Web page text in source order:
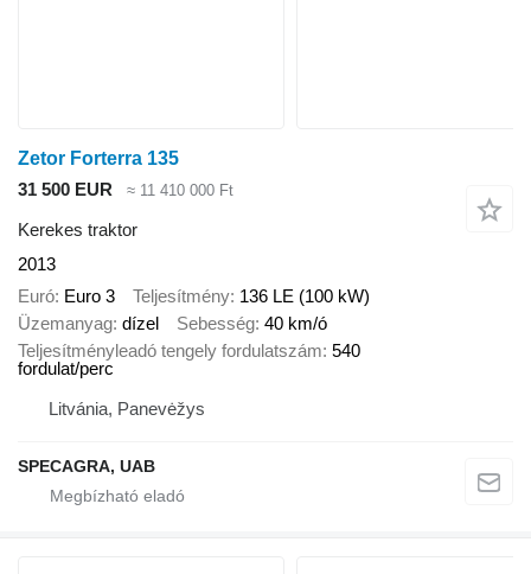
Zetor Forterra 135
31 500 EUR
≈ 11 410 000 Ft
Kerekes traktor
2013
Euró Euro 3 Teljesítmény 136 LE (100 kW)
Üzemanyag dízel Sebesség 40 km/ó
Teljesítményleadó tengely fordulatszám 540
fordulat/perc
Litvánia, Panevėžys
SPECAGRA, UAB